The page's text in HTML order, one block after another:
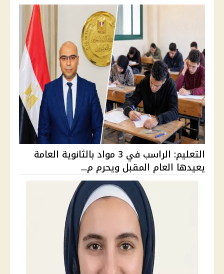
التعليم: الراسب في 3 مواد بالثانوية العامة
يعيدها العام المقبل ويحرم م...